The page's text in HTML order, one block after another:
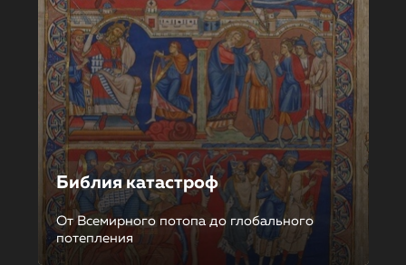
Библия катастроф
От Всемирного потопа до глобального
потепления